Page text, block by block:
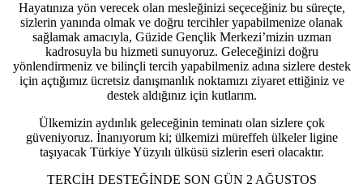
Hayatınıza yön verecek olan mesleğinizi seçeceğiniz bu süreçte,
sizlerin yanında olmak ve doğru tercihler yapabilmenize olanak
sağlamak amacıyla, Güzide Gençlik Merkezi’mizin uzman
kadrosuyla bu hizmeti sunuyoruz. Geleceğinizi doğru
yönlendirmeniz ve bilinçli tercih yapabilmeniz adına sizlere destek
için açtığımız ücretsiz danışmanlık noktamızı ziyaret ettiğiniz ve
destek aldığınız için kutlarım.
Ülkemizin aydınlık geleceğinin teminatı olan sizlere çok
güveniyoruz. İnanıyorum ki; ülkemizi müreffeh ülkeler ligine
taşıyacak Türkiye Yüzyılı ülküsü sizlerin eseri olacaktır.
TERCİH DESTEĞİNDE SON GÜN 2 AĞUSTOS